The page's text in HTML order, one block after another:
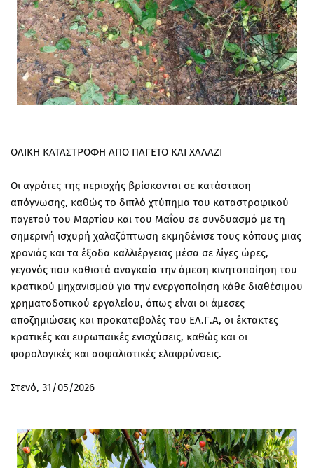
ΟΛΙΚΗ ΚΑΤΑΣΤΡΟΦΗ ΑΠΟ ΠΑΓΕΤΟ ΚΑΙ ΧΑΛΑΖΙ
Οι αγρότες της περιοχής βρίσκονται σε κατάσταση
απόγνωσης, καθώς το διπλό χτύπημα του καταστροφικού
παγετού του Μαρτίου και του Μαΐου σε συνδυασμό με τη
σημερινή ισχυρή χαλαζόπτωση εκμηδένισε τους κόπους μιας
χρονιάς και τα έξοδα καλλιέργειας μέσα σε λίγες ώρες,
γεγονός που καθιστά αναγκαία την άμεση κινητοποίηση του
κρατικού μηχανισμού για την ενεργοποίηση κάθε διαθέσιμου
χρηματοδοτικού εργαλείου, όπως είναι οι άμεσες
αποζημιώσεις και προκαταβολές του ΕΛ.Γ.Α, οι έκτακτες
κρατικές και ευρωπαϊκές ενισχύσεις, καθώς και οι
φορολογικές και ασφαλιστικές ελαφρύνσεις.
Στενό, 31/05/2026